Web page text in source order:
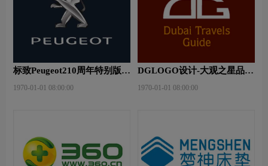
标致Peugeot210周年特别版新
1970-01-01 08:00:00
DGLOGO设计-大观之星品牌
1970-01-01 08:00:00